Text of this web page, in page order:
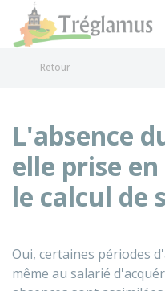
Retour
L'absence
elle prise
le calcul de
Oui, certaines périodes
même au salarié